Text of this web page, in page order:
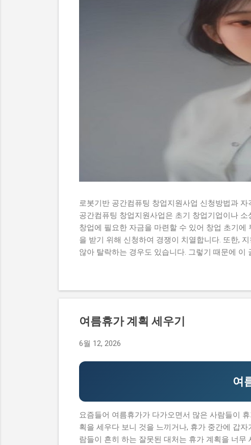
로봇기반 공간컴퓨팅 창업지원사업 신청방법과
공간컴퓨팅 창업지원사업은 초기 창업기업이나
창업에 필요한 자금을 마련할 수 있어 창업 초기
을 받기 위해 신청하여 경쟁이 치열합니다. 또한,
않아 탈락하는 경우도 있습니다. 그렇기 때문에
수 있어 창업에 큰 도움이 됩니다. 그렇기 때문에
점도 설명하고자 합니다. 이 글에서 다루고자 하
컴퓨팅 창업지원사업에 대한 모든 것을 알 수 있
기반 공간컴퓨팅 창업지원사업이 뭔지 로봇기반
업이나 소상공인들에게 지원을 제공해주는 정부
여름휴가 계획 세우기
6월 12, 2026
여
요즘들어 여름휴가가 다가오면서 많은 사람들이
획을 세우다 보니 것을 느끼거나, 휴가 중간에 갑
람들이 흔히 하는 잘못된 대처는 휴가 계획을 너무